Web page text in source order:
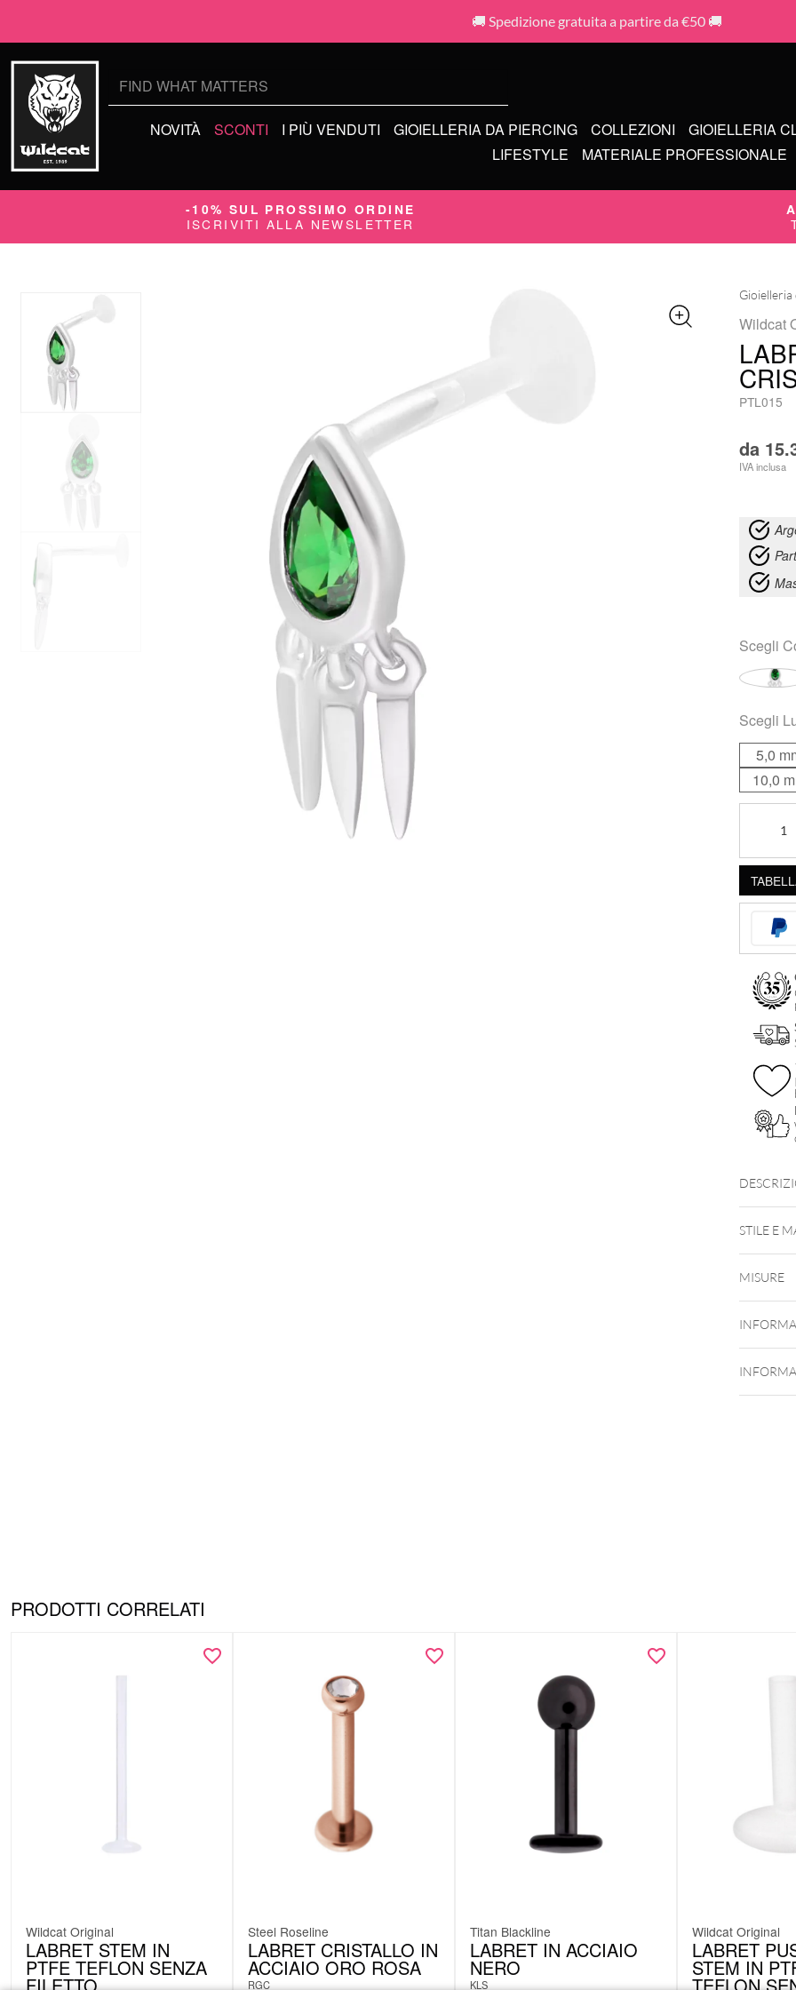
🚚 Spedizione gratuita a partire da €50 🚚
NOVITÀ SCONTI I PIÙ VENDUTI GIOIELLERIA DA PIERCING COLLEZIONI GIOIELLERIA
LIFESTYLE
MATERIALE PROFESSIONALE
-10% SUL PROSSIMO ORDINE
ISCRIVITI ALLA NEWSLETTER
Gioielleria
Wildcat
PTL015
da
IVA inclusa
Scegli
Scegli
5,0
10,0
Fit
Bioplast
STILE E
MISURE
PRODOTTI CORRELATI
Wildcat Original
LABRET STEM IN
PTFE TEFLON SENZA
Steel Roseline
LABRET CRISTALLO IN
ACCIAIO ORO ROSA
RGC
Titan Blackline
LABRET IN ACCIAIO
NERO
KLS
Wildcat Original
LABRET
STEM IN